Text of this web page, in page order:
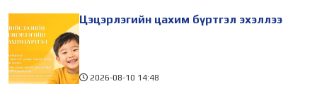
Цэцэрлэгийн цахим бүртгэл эхэллээ
2026-08-10 14:48